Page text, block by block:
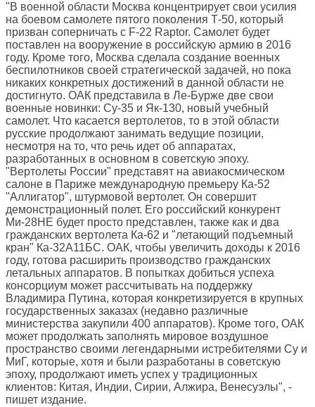
"В военной области Москва концентрирует свои усилия
на боевом самолете пятого поколения Т-50, который
призван соперничать с F-22 Raptor. Самолет будет
поставлен на вооружение в российскую армию в 2016
году. Кроме того, Москва сделала создание военных
беспилотников своей стратегической задачей, но пока
никаких конкретных достижений в данной области не
достигнуто. ОАК представила в Ле-Бурже две свои
военные новинки: Су-35 и Як-130, новый учебный
самолет. Что касается вертолетов, то в этой области
русские продолжают занимать ведущие позиции,
несмотря на то, что речь идет об аппаратах,
разработанных в основном в советскую эпоху.
"Вертолеты России" представят на авиакосмическом
салоне в Париже международную премьеру Ка-52
"Аллигатор", штурмовой вертолет. Он совершит
демонстрационный полет. Его российский конкурент
Ми-28НЕ будет просто представлен, также как и два
гражданских вертолета Ка-62 и "летающий подъемный
кран" Ка-32А11БС. ОАК, чтобы увеличить доходы к 2016
году, готова расширить производство гражданских
летальных аппаратов. В попытках добиться успеха
консорциум может рассчитывать на поддержку
Владимира Путина, которая конкретизируется в крупных
государственных заказах (недавно различные
министерства закупили 400 аппаратов). Кроме того, ОАК
может продолжать заполнять мировое воздушное
пространство своими легендарными истребителями Су и
МиГ, которые, хотя и были разработаны в советскую
эпоху, продолжают иметь успех у традиционных
клиентов: Китая, Индии, Сирии, Алжира, Венесуэлы", -
пишет издание.